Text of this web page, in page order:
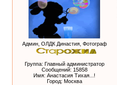
Админ, ОЛДК Династия, Фотограф
Группа: Главный администратор
Сообщений: 15858
Имя: Анастасия Тихая...!
Город: Москва